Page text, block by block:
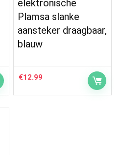
elektronische
Plamsa slanke
aansteker draagbaar,
blauw
€12.99